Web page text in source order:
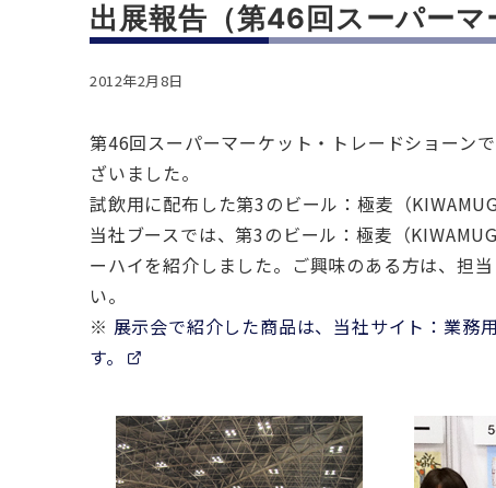
出展報告（第46回スーパーマ
2012年2月8日
第46回スーパーマーケット・トレードショーン
ざいました。
試飲用に配布した第3のビール：極麦（
当社ブースでは、第3のビール：極麦（
ーハイを紹介しました。ご興味のある方は、担
い。
※ 展示会で紹介した商品は、当社サイト：業務
す。